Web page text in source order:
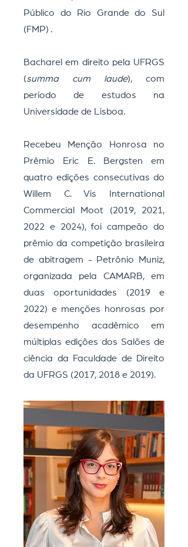
Público do Rio Grande do Sul
(FMP) .
Bacharel em direito pela UFRGS
(summa cum laude), com
período de estudos na
Universidade de Lisboa.
Recebeu Menção Honrosa no
Prêmio Eric E. Bergsten em
quatro edições consecutivas do
Willem C. Vis International
Commercial Moot (2019, 2021,
2022 e 2024), foi campeão do
prêmio da competição brasileira
de abitragem - Petrônio Muniz,
organizada pela CAMARB, em
duas oportunidades (2019 e
2022) e menções honrosas por
desempenho acadêmico em
múltiplas edições dos Salões de
ciência da Faculdade de Direito
da UFRGS (2017, 2018 e 2019).